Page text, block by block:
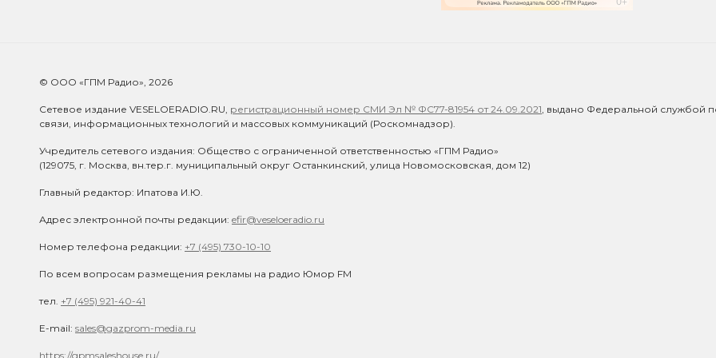
© ООО «ГПМ Радио», 2026
Сетевое издание VESELOERADIO.RU, регистрационный номер СМИ Эл № ФС77-81954 от 24.09.2021, выдано Федеральной службой
связи, информационных технологий и массовых коммуникаций (Роскомнадзор).
Учредитель сетевого издания: Общество с ограниченной ответственностью «ГПМ Радио»
(129075, г. Москва, вн.тер.г. муниципальный округ Останкинский, улица Новомосковская, дом 12)
Главный редактор: Ипатова И.Ю.
Адрес электронной почты редакции: efir@veseloeradio.ru
Номер телефона редакции: +7 (495) 730-10-10
По всем вопросам размещения рекламы на радио Юмор FM
тел. +7 (495) 921-40-41
E-mail: sales@gazprom-media.ru
https://gpmsaleshouse.ru/